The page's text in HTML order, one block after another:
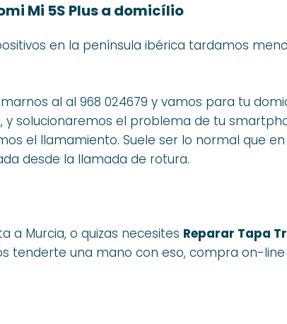
Mi 5S Plus a domicílio
en la península ibérica tardamos
al al 968 024679 y vamos para tu
y solucionaremos el problema de tu
el llamamiento. Suele ser lo normal que
desde la llamada de rotura.
a Murcia, o quizas necesites Reparar Tapa
tenderte una mano con eso, compra on-